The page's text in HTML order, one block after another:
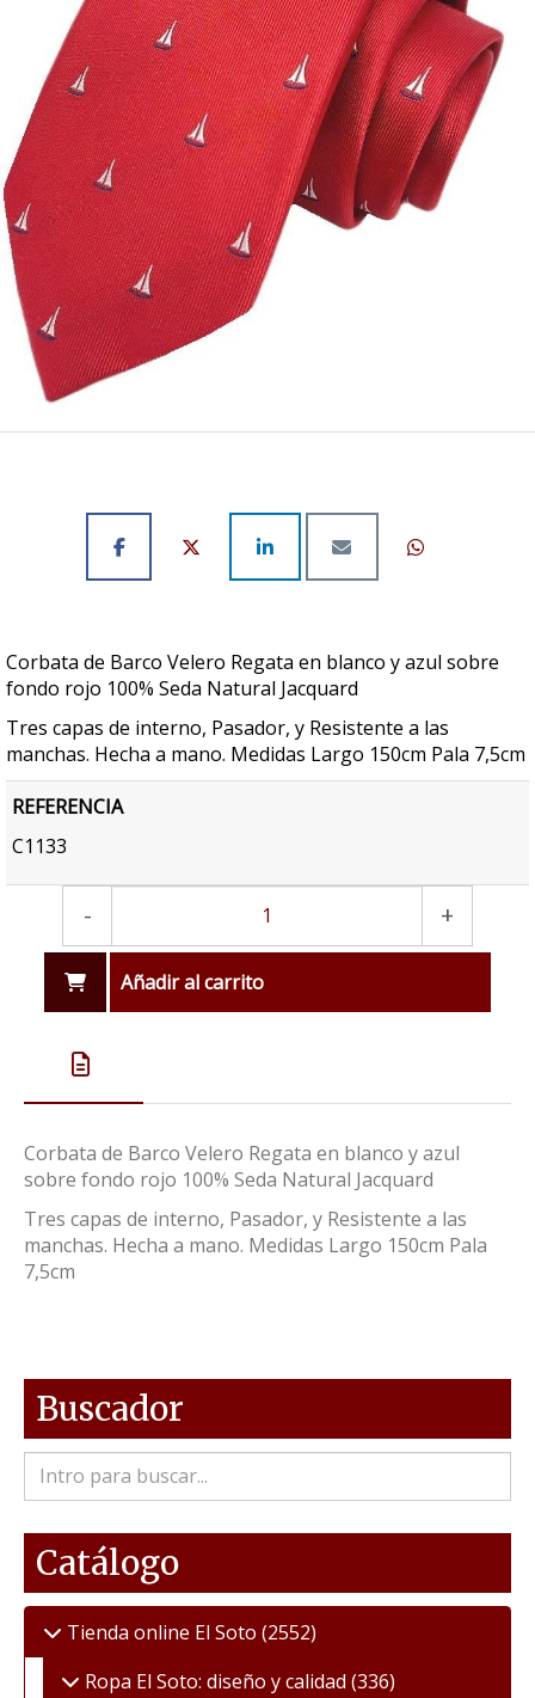
Corbata de Barco Velero Regata en blanco y azul sobre
fondo rojo 100% Seda Natural Jacquard
Tres capas de interno, Pasador, y Resistente a las
manchas. Hecha a mano. Medidas Largo 150cm Pala 7,5cm
REFERENCIA
C1133
- +
Añadir al carrito
Corbata de Barco Velero Regata en blanco y azul
sobre fondo rojo 100% Seda Natural Jacquard
Tres capas de interno, Pasador, y Resistente a las
manchas. Hecha a mano. Medidas Largo 150cm Pala
7,5cm
Buscador
Catálogo
Tienda online El Soto (2552)
Ropa El Soto: diseño y calidad (336)